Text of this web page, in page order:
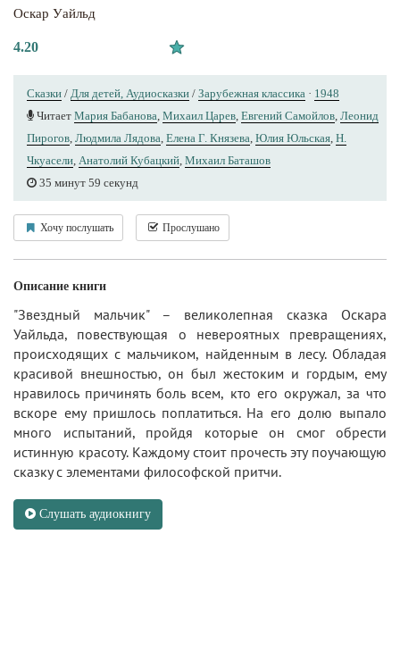
Оскар Уайльд
4.20
Сказки / Для детей, Аудиосказки / Зарубежная классика · 1948
Читает Мария Бабанова, Михаил Царев, Евгений Самойлов, Леонид
Пирогов, Людмила Лядова, Елена Г. Князева, Юлия Юльская, Н.
Чкуасели, Анатолий Кубацкий, Михаил Баташов
35 минут 59 секунд
Хочу послушать Прослушано
Описание книги
"Звездный мальчик" – великолепная сказка Оскара
Уайльда, повествующая о невероятных превращениях,
происходящих с мальчиком, найденным в лесу. Обладая
красивой внешностью, он был жестоким и гордым, ему
нравилось причинять боль всем, кто его окружал, за что
вскоре ему пришлось поплатиться. На его долю выпало
много испытаний, пройдя которые он смог обрести
истинную красоту. Каждому стоит прочесть эту поучающую
сказку с элементами философской притчи.
Слушать аудиокнигу